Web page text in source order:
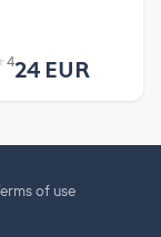
424 EUR
of use